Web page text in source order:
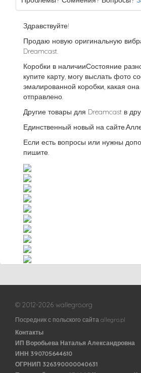
Здравствуйте!
Продаю новую оригинальную
Dreamcast.
Коробки в наличииСостояние
купите карту, могу выслать фото
эмалированной коробки, какая
отправлено.
Другие товары для Dreamcast в
Единственный новый на
Если есть вопросы или нужны
пишите.
© 2012-2026 wallegro.org
Посредник с польского сайта allegro.pl
Контакты
ИП Воробьева Наталья Александровна
ИНН 390705644610
ОГРНИП 326390000040631